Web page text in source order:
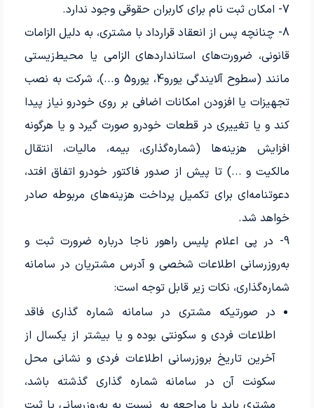
7- امکان ثبت نام برای کاربران حقوقی وجود ندارد.
8- چنانچه پس از انعقاد قرارداد با مشتری، به دلیل الزامات
قانونی، ضرورت‌های استانداردهای الزامی یا محیط‌زیستی
مانند (سطوح آلایندگی یورو4، یورو5 و...)، شرکت به نصب
تجهیزات یا افزودن امکانات اضافی بر روی خودرو نیاز پیدا
کند و یا تغییری در قطعات خودرو صورت گیرد و یا هرگونه
افزایش هزینه‌ها (شماره‌گذاری، بیمه، مالیات، انتقال
مالکیت و ...) تا پیش از صدور فاکتور خودرو اتفاق افتد،
دعوتنامه‌ای برای تکمیل پرداخت هزینه‌های مربوطه صادر
خواهد شد.
9- در پی اعلام پلیس راهور ناجا درباره ضرورت ثبت و
به‌روزرسانی اطلاعات شخصی و آدرس مشتریان در سامانه
شماره‌گذاری، نکات زیر قابل توجه است:
در صورتیکه مشتری در سامانه شماره گذاری فاقد
اطلاعات فردی و سکونتی بوده و یا بیشتر از یکسال از
آخرین تاریخ بروزرسانی اطلاعات فردی و نشانی محل
سکونت آن در سامانه شماره گذاری گذشته باشد،